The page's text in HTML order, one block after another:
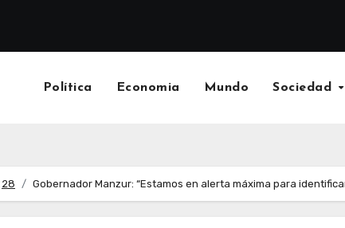
Política Economia Mundo Sociedad
28 Gobernador Manzur: “Estamos en alerta máxima para